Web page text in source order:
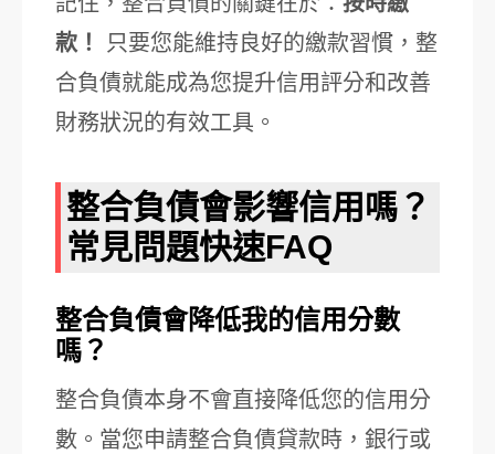
款！
只要您能維持良好的繳款習慣，整
合負債就能成為您提升信用評分和改善
財務狀況的有效工具。
整合負債會影響信用嗎？
常見問題快速FAQ
整合負債會降低我的信用分數
嗎？
整合負債本身不會直接降低您的信用分
數。當您申請整合負債貸款時，銀行或